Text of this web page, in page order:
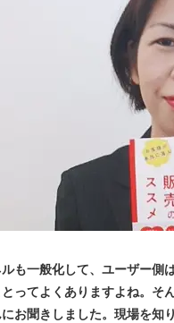
も一般化して、ユーザー側
ってよくありますよね。そ
お聞きしました。現場を知